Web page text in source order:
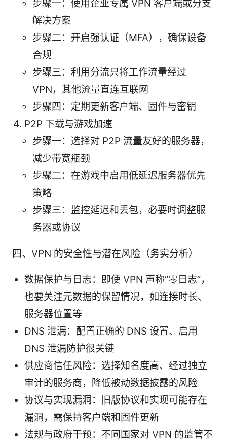
步骤一：使用企业专属 VPN 客户端或分支
解决方案
步骤二：开启强认证（MFA），确保设备
合规
步骤三：利用分流只将工作流量经过
VPN，其他流量直连互联网
步骤四：定期更新客户端、固件与密钥
P2P 下载与游戏加速
步骤一：选择对 P2P 流量友好的服务器，
减少带宽瓶颈
步骤二：在游戏中启用低延迟服务器优先
策略
步骤三：监控延迟和丢包，必要时调整服
务器或协议
四、VPN 的安全性与潜在风险（务实分析）
数据保护与日志：即使 VPN 声称“零日志”，
也要关注元数据的保留情况，如连接时长、
服务器位置等
DNS 泄漏：配置正确的 DNS 设置、启用
DNS 泄漏防护很关键
供应商信任风险：选择知名度高、经过独立
审计的服务商，降低被动数据披露的风险
协议与实现漏洞：旧版协议和实现可能存在
漏洞，需保持客户端和固件更新
法规与政府干预：不同国家对 VPN 的监管不